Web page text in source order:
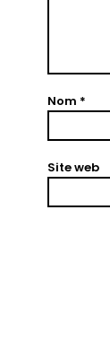
Nom *
Site web